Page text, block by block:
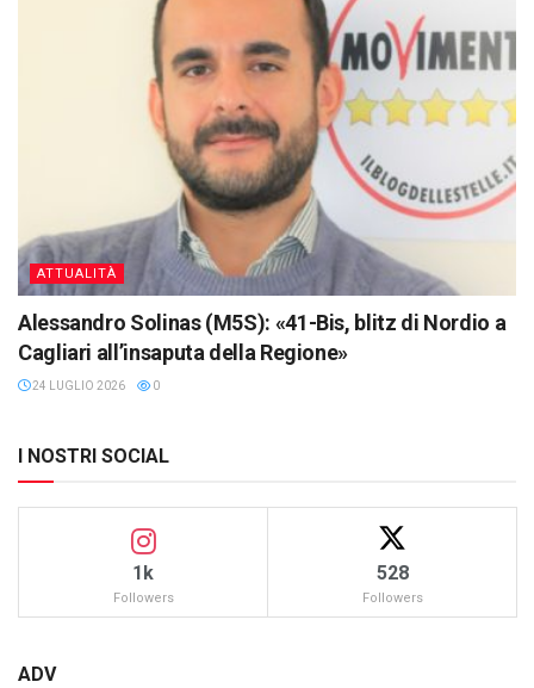
ATTUALITÀ
Alessandro Solinas (M5S): «41-Bis, blitz di Nordio a
Cagliari all’insaputa della Regione»
24 LUGLIO 2026 0
I NOSTRI SOCIAL
1k
Followers
528
Followers
ADV